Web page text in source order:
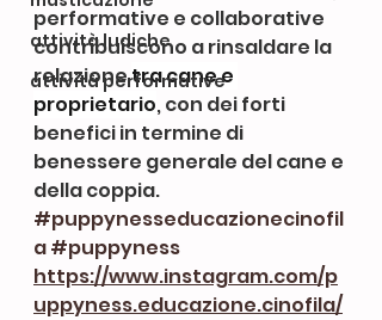
attività ludiche
attività performative
performative e collaborative
contribuiscono a rinsaldare la
relazione tra cane e
proprietario, con dei forti
benefici in termine di
benessere generale del cane e
della coppia.
#puppynesseducazionecinofil
a#puppyness
https://www.instagram.com/p
uppyness.educazione.cinofila/